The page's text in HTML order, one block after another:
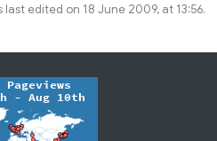
last edited on 18 June 2009, at 13:56.